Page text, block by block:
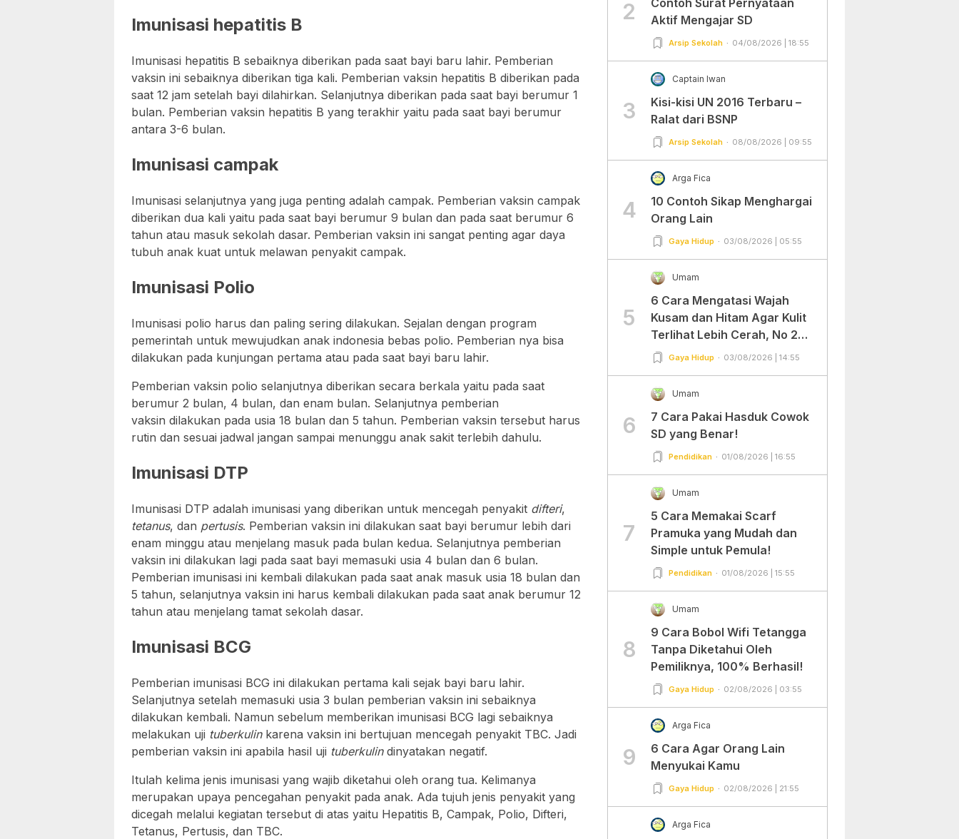
Imunisasi hepatitis B
Imunisasi hepatitis B sebaiknya diberikan pada saat bayi baru lahir. Pemberian
vaksin ini sebaiknya diberikan tiga kali. Pemberian vaksin hepatitis B diberikan pada
saat 12 jam setelah bayi dilahirkan. Selanjutnya diberikan pada saat bayi berumur 1
bulan. Pemberian vaksin hepatitis B yang terakhir yaitu pada saat bayi berumur
antara 3-6 bulan.
Imunisasi campak
Imunisasi selanjutnya yang juga penting adalah campak. Pemberian vaksin campak
diberikan dua kali yaitu pada saat bayi berumur 9 bulan dan pada saat berumur 6
tahun atau masuk sekolah dasar. Pemberian vaksin ini sangat penting agar daya
tubuh anak kuat untuk melawan penyakit campak.
Imunisasi Polio
Imunisasi polio harus dan paling sering dilakukan. Sejalan dengan program
pemerintah untuk mewujudkan anak indonesia bebas polio. Pemberian nya bisa
dilakukan pada kunjungan pertama atau pada saat bayi baru lahir.
Pemberian vaksin polio selanjutnya diberikan secara berkala yaitu pada saat
berumur 2 bulan, 4 bulan, dan enam bulan. Selanjutnya pemberian
vaksin dilakukan pada usia 18 bulan dan 5 tahun. Pemberian vaksin tersebut harus
rutin dan sesuai jadwal jangan sampai menunggu anak sakit terlebih dahulu.
Imunisasi DTP
Imunisasi DTP adalah imunisasi yang diberikan untuk mencegah penyakit difteri,
tetanus, dan pertusis. Pemberian vaksin ini dilakukan saat bayi berumur lebih dari
enam minggu atau menjelang masuk pada bulan kedua. Selanjutnya pemberian
vaksin ini dilakukan lagi pada saat bayi memasuki usia 4 bulan dan 6 bulan.
Pemberian imunisasi ini kembali dilakukan pada saat anak masuk usia 18 bulan dan
5 tahun, selanjutnya vaksin ini harus kembali dilakukan pada saat anak berumur 12
tahun atau menjelang tamat sekolah dasar.
Imunisasi BCG
Pemberian imunisasi BCG ini dilakukan pertama kali sejak bayi baru lahir.
Selanjutnya setelah memasuki usia 3 bulan pemberian vaksin ini sebaiknya
dilakukan kembali. Namun sebelum memberikan imunisasi BCG lagi sebaiknya
melakukan uji tuberkulin karena vaksin ini bertujuan mencegah penyakit TBC. Jadi
pemberian vaksin ini apabila hasil uji tuberkulindinyatakan negatif.
Itulah kelima jenis imunisasi yang wajib diketahui oleh orang tua. Kelimanya
merupakan upaya pencegahan penyakit pada anak. Ada tujuh jenis penyakit yang
dicegah melalui kegiatan tersebut di atas yaitu Hepatitis B, Campak, Polio, Difteri,
Tetanus, Pertusis, dan TBC.
2
Contoh Surat Pernyataan
Aktif Mengajar SD
Arsip Sekolah 04/08/2026 | 18:55
3
Captain Iwan
Kisi-kisi UN 2016 Terbaru –
Ralat dari BSNP
Arsip Sekolah 08/08/2026 | 09:55
4
Arga Fica
10 Contoh Sikap Menghargai
Orang Lain
Gaya Hidup 03/08/2026 | 05:55
5
Umam
6 Cara Mengatasi Wajah
Kusam dan Hitam Agar Kulit
Terlihat Lebih Cerah, No 2
Gampang Banget dan Mudah
Gaya Hidup 03/08/2026 | 14:55
6
Umam
7 Cara Pakai Hasduk Cowok
SD yang Benar!
Pendidikan 01/08/2026 | 16:55
7
Umam
5 Cara Memakai Scarf
Pramuka yang Mudah dan
Simple untuk Pemula!
Pendidikan 01/08/2026 | 15:55
8
Umam
9 Cara Bobol Wifi Tetangga
Tanpa Diketahui Oleh
Pemiliknya, 100% Berhasil!
Gaya Hidup 02/08/2026 | 03:55
9
Arga Fica
6 Cara Agar Orang Lain
Menyukai Kamu
Gaya Hidup 02/08/2026 | 21:55
Arga Fica